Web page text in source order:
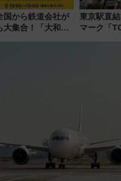
国から鉄道会社が
大集合！「大和鉄
東京駅直
マーク「